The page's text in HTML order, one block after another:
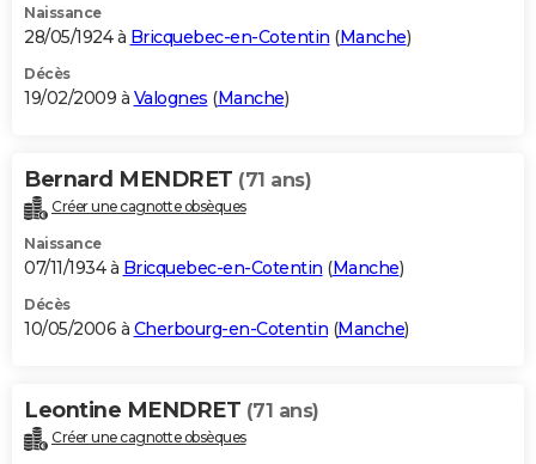
Naissance
28/05/1924 à Bricquebec-en-Cotentin (Manche)
Décès
19/02/2009 à Valognes (Manche)
Bernard MENDRET (71 ans)
Créer une cagnotte obsèques
Naissance
07/11/1934 à Bricquebec-en-Cotentin (Manche)
Décès
10/05/2006 à Cherbourg-en-Cotentin (Manche)
Leontine MENDRET (71 ans)
Créer une cagnotte obsèques